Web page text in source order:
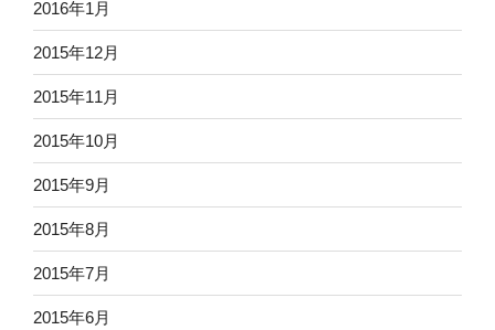
2016年1月
2015年12月
2015年11月
2015年10月
2015年9月
2015年8月
2015年7月
2015年6月